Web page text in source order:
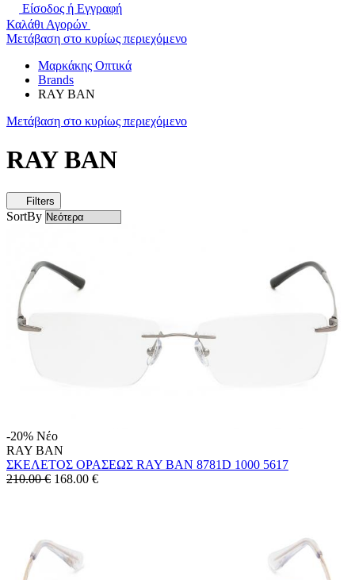
Είσοδος ή Εγγραφή
Καλάθι Αγορών
Μετάβαση στο κυρίως περιεχόμενο
Μαρκάκης Οπτικά
Brands
RAY BAN
Μετάβαση στο κυρίως περιεχόμενο
RAY BAN
Filters
SortBy
-20% Νέο
RAY BAN
ΣΚΕΛΕΤΟΣ ΟΡΑΣΕΩΣ RAY BAN 8781D 1000 5617
210.00 € 168.00 €